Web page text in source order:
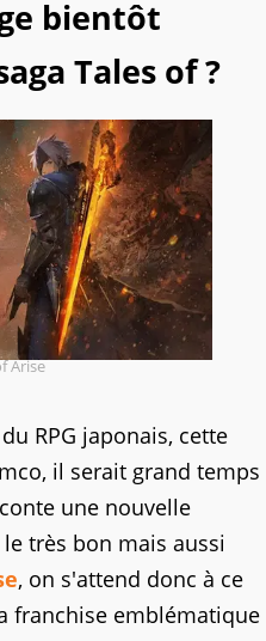
bientôt
Tales of ?
Arise
RPG japonais, cette
il serait grand temps
une nouvelle
très bon mais aussi
, on s'attend donc à ce
franchise emblématique